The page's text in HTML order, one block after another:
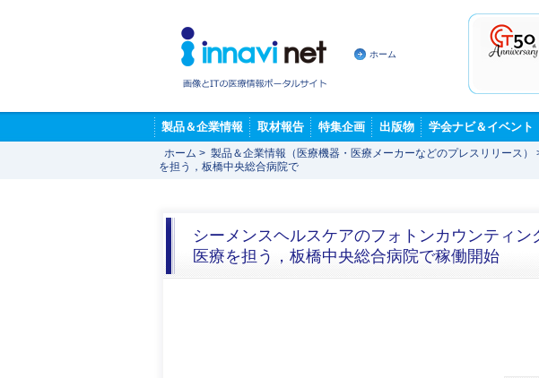
ホーム
製品＆企業情報 取材報告 特集企画 出版物 学会ナビ＆イベント
ホーム > 製品＆企業情報（医療機器・医療メーカーなどのプレスリリース）
を担う，板橋中央総合病院で
シーメンスヘルスケアのフォトンカウンティ
医療を担う，板橋中央総合病院で稼働開始